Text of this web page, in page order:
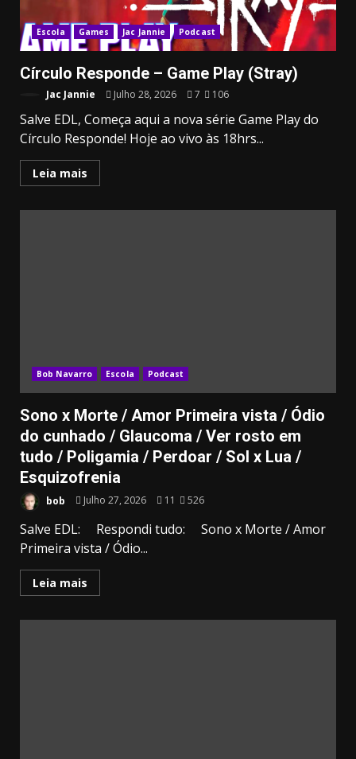
Escola Games Jac Jannie Podcast
Círculo Responde – Game Play (Stray)
Jac Jannie Julho 28, 2026 7 106
Salve EDL, Começa aqui a nova série Game Play do
Círculo Responde! Hoje ao vivo às 18hrs...
Leia mais
Bob Navarro Escola Podcast
Sono x Morte / Amor Primeira vista / Ódio
do cunhado / Glaucoma / Ver rosto em
tudo / Poligamia / Perdoar / Sol x Lua /
Esquizofrenia
bob Julho 27, 2026 11 526
Salve EDL: Respondi tudo: Sono x Morte / Amor
Primeira vista / Ódio...
Leia mais